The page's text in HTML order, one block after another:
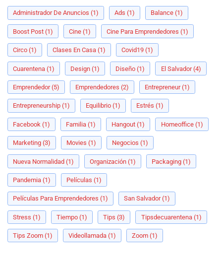
Administrador De Anuncios (1) Ads (1) Balance (1)
Boost Post (1) Cine (1) Cine Para Emprendedores (1)
Circo (1) Clases En Casa (1) Covid19 (1)
Cuarentena (1) Design (1) Diseño (1) El Salvador(4)
Emprendedor(5) Emprendedores (2) Entrepreneur(1)
Entrepreneurship (1) Equilibrio (1) Estrés (1)
Facebook (1) Familia (1) Hangout (1) Homeoffice(1)
Marketing (3) Movies (1) Negocios (1)
Nueva Normalidad (1) Organización (1) Packaging (1)
Pandemia (1) Películas (1)
Películas Para Emprendedores (1) San Salvador(1)
Stress (1) Tiempo (1) Tips (3) Tipsdecuarentena(1)
Tips Zoom (1) Videollamada (1) Zoom (1)